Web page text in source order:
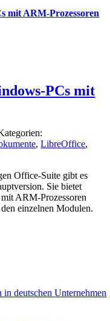
mit ARM-Prozessoren
PCs mit
,LibreOffice,
Office-Suite gibt es
Sie bietet
ARM-Prozessoren
einzelnen Modulen.
deutschen Unternehmen